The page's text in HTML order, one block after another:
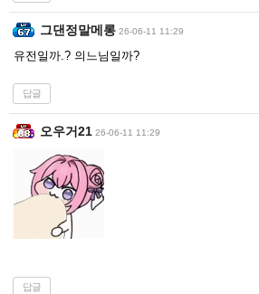
그댄정말메롱 26-06-11 11:29
유전일까.? 의느님일까?
답글
오우거21 26-06-11 11:29
답글